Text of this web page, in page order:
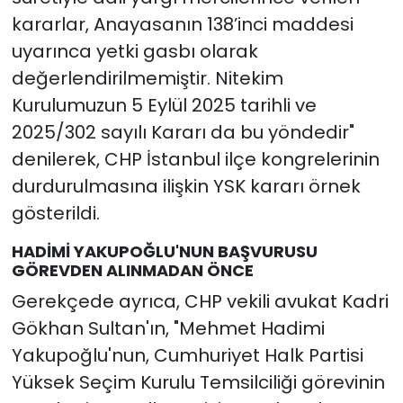
kararlar, Anayasanın 138’inci maddesi
uyarınca yetki gasbı olarak
değerlendirilmemiştir. Nitekim
Kurulumuzun 5 Eylül 2025 tarihli ve
2025/302 sayılı Kararı da bu yöndedir"
denilerek, CHP İstanbul ilçe kongrelerinin
durdurulmasına ilişkin YSK kararı örnek
gösterildi.
HADİMİ YAKUPOĞLU'NUN BAŞVURUSU
GÖREVDEN ALINMADAN ÖNCE
Gerekçede ayrıca, CHP vekili avukat Kadri
Gökhan Sultan'ın, "Mehmet Hadimi
Yakupoğlu'nun, Cumhuriyet Halk Partisi
Yüksek Seçim Kurulu Temsilciliği görevinin